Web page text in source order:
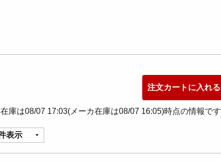
注文カートに入れる
庫は08/07 17:03(メーカ在庫は08/07 16:05)時点の情報です
表示